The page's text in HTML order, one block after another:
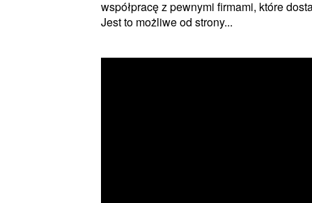
współpracę z pewnymi firmami, które
Jest to możliwe od strony...